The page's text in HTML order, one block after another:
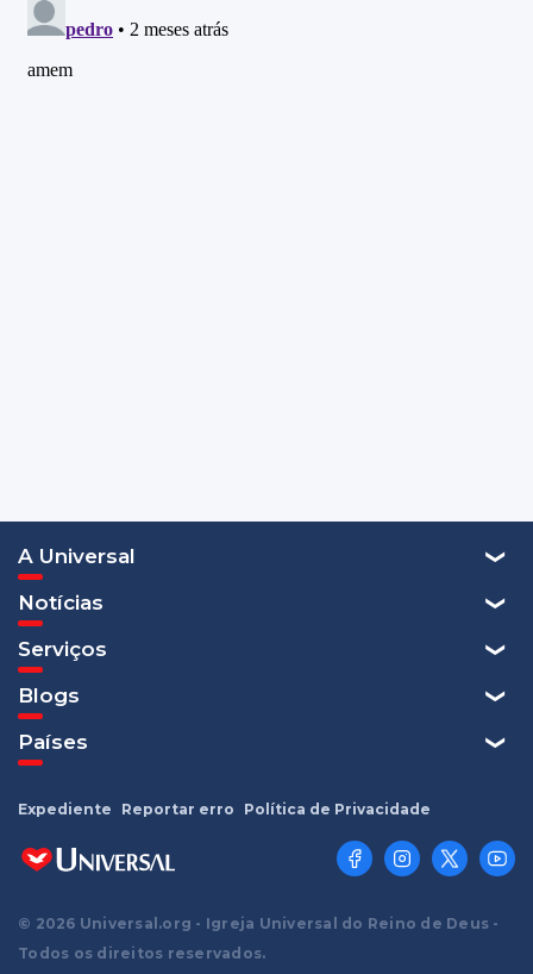
A Universal
Notícias
Serviços
Blogs
Países
© 2026 Universal.org - Igreja Universal do Reino de Deus -
Todos os direitos reservados.
Expediente Reportar erro Política de Privacidade